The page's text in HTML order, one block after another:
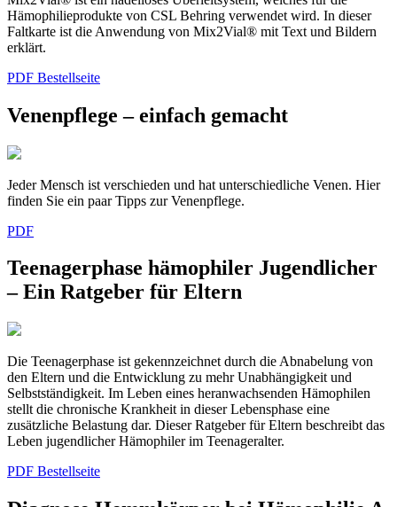
Hämophilieprodukte von CSL Behring verwendet wird. In dieser
Faltkarte ist die Anwendung von Mix2Vial® mit Text und Bildern
erklärt.
PDF Bestellseite
Venenpflege – einfach gemacht
Jeder Mensch ist verschieden und hat unterschiedliche Venen. Hier
finden Sie ein paar Tipps zur Venenpflege.
PDF
Teenagerphase hämophiler Jugendlicher
– Ein Ratgeber für Eltern
Die Teenagerphase ist gekennzeichnet durch die Abnabelung von
den Eltern und die Entwicklung zu mehr Unabhängigkeit und
Selbstständigkeit. Im Leben eines heranwachsenden Hämophilen
stellt die chronische Krankheit in dieser Lebensphase eine
zusätzliche Belastung dar. Dieser Ratgeber für Eltern beschreibt das
Leben jugendlicher Hämophiler im Teenageralter.
PDF Bestellseite